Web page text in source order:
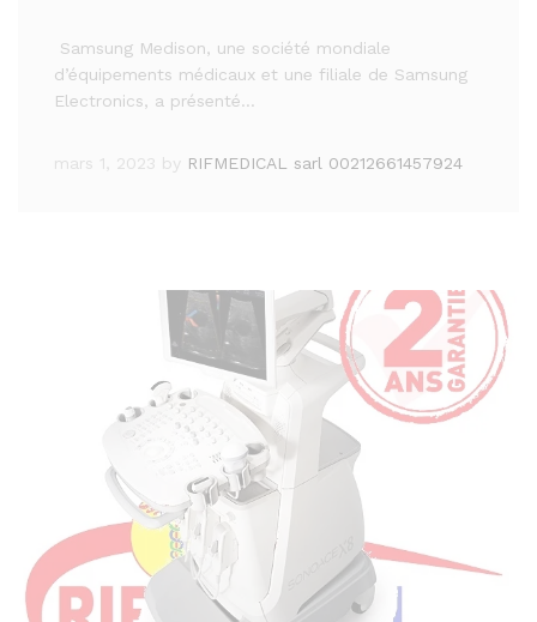
Samsung Medison, une société mondiale
d’équipements médicaux et une filiale de Samsung
Electronics, a présenté…
mars 1, 2023 by RIFMEDICAL sarl 00212661457924